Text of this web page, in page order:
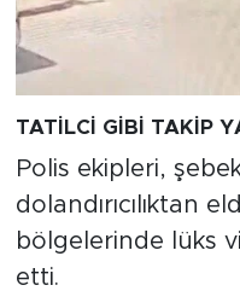
TATİLCİ GİBİ TAKİP
Polis ekipleri,
dolandırıcılıktan
bölgelerinde lüks
etti.